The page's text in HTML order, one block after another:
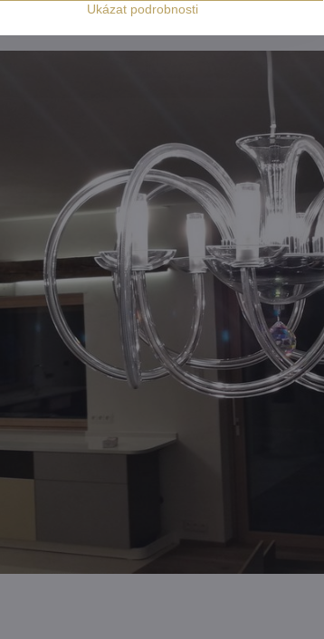
Ukázat podrobnosti